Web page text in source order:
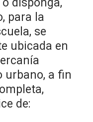
para la
se
ubicada en
urbano, a fin
de: